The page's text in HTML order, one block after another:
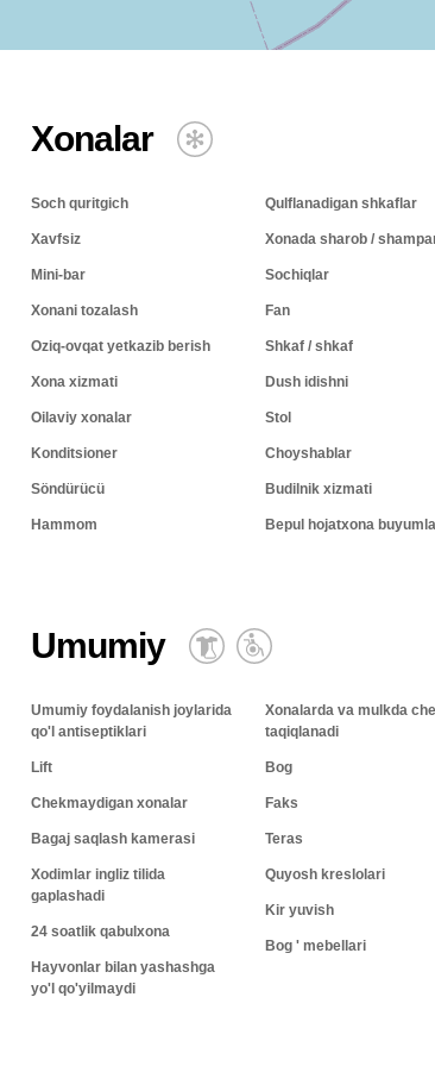
Xonalar
Soch quritgich
Xavfsiz
Mini-bar
Xonani tozalash
Oziq-ovqat yetkazib berish
Xona xizmati
Oilaviy xonalar
Konditsioner
Söndürücü
Hammom
Qulflanadigan shkaflar
Xonada sharob /
Sochiqlar
Fan
Shkaf / shkaf
Dush idishni
Stol
Choyshablar
Budilnik xizmati
Bepul hojatxona
Umumiy
Umumiy foydalanish joylarida
qo'l antiseptiklari
Lift
Chekmaydigan xonalar
Bagaj saqlash kamerasi
Xodimlar ingliz tilida
gaplashadi
24 soatlik qabulxona
Hayvonlar bilan yashashga
yo'l qo'yilmaydi
Xonalarda va mulkda
taqiqlanadi
Bog
Faks
Teras
Quyosh kreslolari
Kir yuvish
Bog ' mebellari